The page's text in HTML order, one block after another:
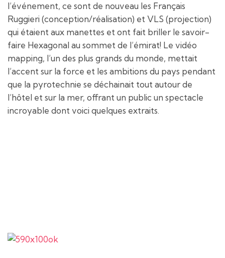
l’événement, ce sont de nouveau les Français
Ruggieri (conception/réalisation) et VLS (projection)
qui étaient aux manettes et ont fait briller le savoir-
faire Hexagonal au sommet de l’émirat! Le vidéo
mapping, l’un des plus grands du monde, mettait
l’accent sur la force et les ambitions du pays pendant
que la pyrotechnie se déchainait tout autour de
l’hôtel et sur la mer, offrant un public un spectacle
incroyable dont voici quelques extraits.